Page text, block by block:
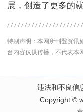
展，创造了更多的
特别声明：本网所刊登资讯
台内容仅供传播，不代表本
违法和不良信
Copyright©